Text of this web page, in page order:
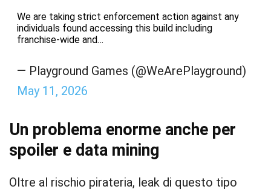
We are taking strict enforcement action against any
individuals found accessing this build including
franchise-wide and…
— Playground Games (@WeArePlayground)
May 11, 2026
Un problema enorme anche per
spoiler e data mining
Oltre al rischio pirateria, leak di questo tipo